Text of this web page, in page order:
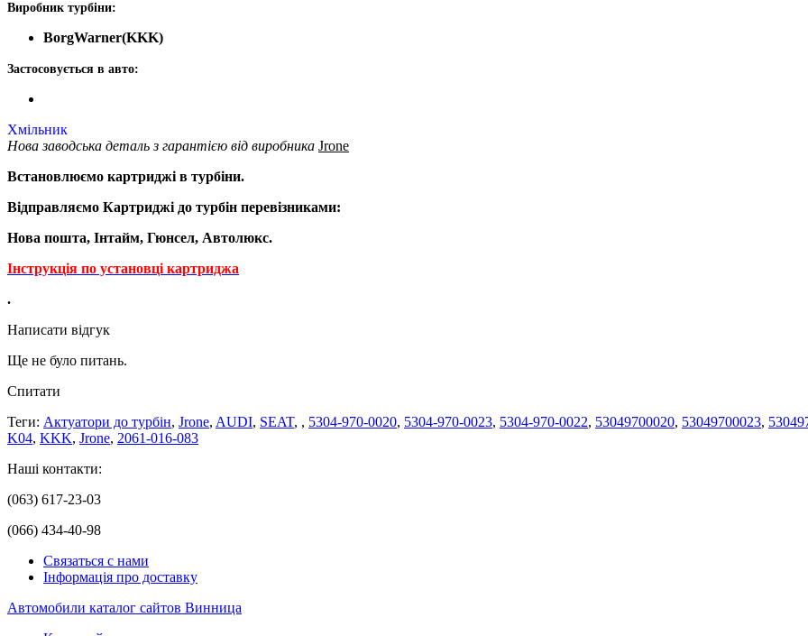
Виробник турбіни:
BorgWarner(KKK)
Застосовується в авто:
Хмільник
Нова заводська деталь з гарантією від виробника Jrone
Встановлюємо картриджі в турбіни.
Відправляємо Картриджі до турбін перевізниками:
Нова пошта, Інтайм, Гюнсел, Автолюкс.
Інструкція по установці картриджа
.
Написати відгук
Ще не було питань.
Спитати
Теги: Актуатори до турбін, Jrone, AUDI, SEAT, , 5304-970-0020, 5304-970-0023, 5304-970-0022, 53049700020, 53049700023,
K04, KKK, Jrone, 2061-016-083
Наші контакти:
(063) 617-23-03
(066) 434-40-98
Связаться с нами
Інформація про доставку
Автомобили каталог сайтов Винница